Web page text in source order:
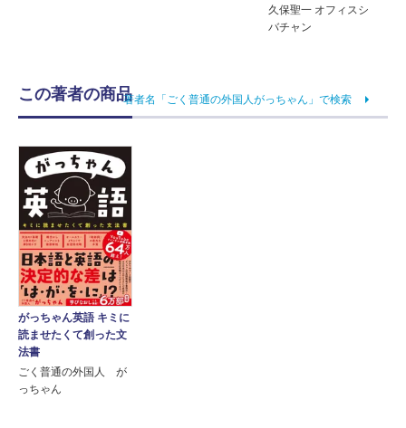
久保聖一 オフィスシ
バチャン
この著者の商品著者名「ごく普通の外国人がっちゃん」で検索
がっちゃん英語 キミに
読ませたくて創った文
法書
ごく普通の外国人 が
っちゃん